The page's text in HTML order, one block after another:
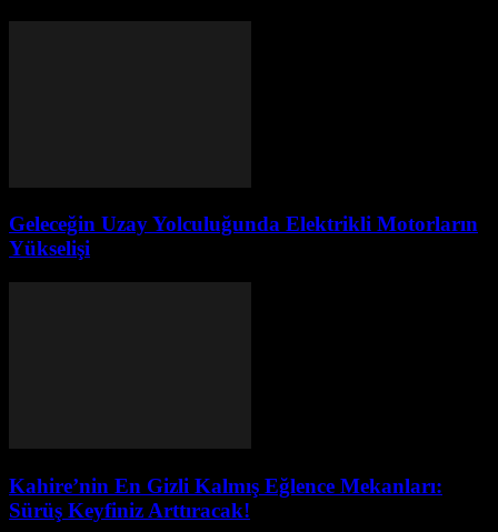
Geleceğin Uzay Yolculuğunda Elektrikli Motorların
Yükselişi
Kahire’nin En Gizli Kalmış Eğlence Mekanları:
Sürüş Keyfiniz Arttıracak!